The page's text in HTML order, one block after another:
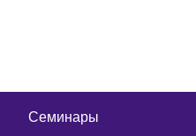
Семинары